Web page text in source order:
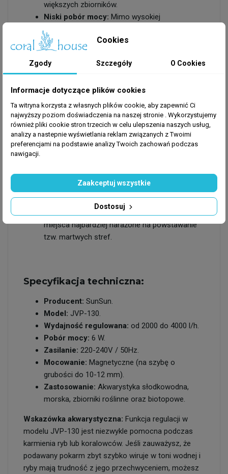
większych zbiorników.
Niski pobór mocy: Mimo wysokiej
4000 l/h, pompa zużywa zaledwie 6 W energii
elektrycznej, co czyni ją urządzeniem niezwykle
ekonomicznym w codziennej, całodobowej
Stabilny montaż magnetyczny:
wyposażono w mocny magnes mocujący
zamiast tradycyjnych przyssawek. Gwarantuje
to perfekcyjne trzymanie na szybie akwarium i
eliminuje ryzyko odczepienia się pompy, co
Konstrukcja przegubowa 3D:Specjalny
przegub kulowy pozwala na obrót głowicy w
pełnym zakresie 360 stopni. Daje to pełną
swobodę w kierowaniu strumienia wody w
miejsca najbardziej narażone na powstawanie
tzw. martwych stref.
Specyfikacja techniczna:
Producent: SunSun.
Model: JVP-130.
Wydajność regulowana: od 2000 do 4000 l/h.
Pobór mocy: 6 W.
Zasilanie: 220-240V / 50Hz.
Mocowanie: Magnetyczne (na szybę o
grubości do 10-12 mm).
Zastosowanie: Akwarystyka słodkowodna,
morska, zbiorniki roślinne oraz biotopowe.
Wskazówka akwarystyczna: Funkcja regulacji w
modelu JVP-130 jest niezwykle pomocna podczas
karmienia ryb lub koralowców. Jeśli zauważysz, że
podawany pokarm zbyt szybko wiruje w toni wodnej i
ryby mają trudność z jego przechwyceniem, możesz
Cookies
Zgody Szczegóły O Cookies
Informacje dotyczące plików cookies
Ta witryna korzysta z własnych plików cookie, aby zapewnić Ci
najwyższy poziom doświadczenia na naszej stronie . Wykorzystujemy
również pliki cookie stron trzecich w celu ulepszenia naszych usług,
analizy a nastepnie wyświetlania reklam związanych z Twoimi
preferencjami na podstawie analizy Twoich zachowań podczas
nawigacji.
Dostosuj
Zaakceptuj wszystkie